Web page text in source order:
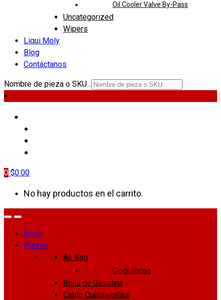
Oil Cooler Valve By-Pass
Uncategorized
Wipers
Liqui Moly
Blog
Contáctanos
Nombre de pieza o SKU...
×
0 $0.00
No hay productos en el carrito.
Inicio
Piezas
Air Bag
Clock Spring
Bolla de Gasolina
Cable Cuentamillas